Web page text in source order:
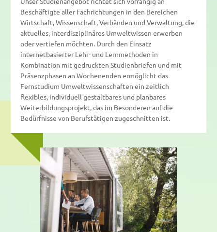
Beschäftigte aller Fachrichtungen in den Bereichen
Wirtschaft, Wissenschaft, Verbänden und Verwaltung, die
aktuelles, interdisziplinäres Umweltwissen erwerben
oder vertiefen möchten. Durch den Einsatz
internetbasierter Lehr- und Lernmethoden in
Kombination mit gedruckten Studienbriefen und mit
Präsenzphasen an Wochenenden ermöglicht das
Fernstudium Umweltwissenschaften ein zeitlich
flexibles, individuell gestaltbares und planbares
Weiterbildungsprojekt, das im Besonderen auf die
Bedürfnisse von Berufstätigen zugeschnitten ist.